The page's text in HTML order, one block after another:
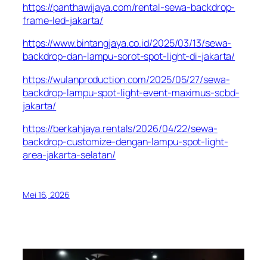
https://panthawijaya.com/rental-sewa-backdrop-
frame-led-jakarta/
https://www.bintangjaya.co.id/2025/03/13/sewa-
backdrop-dan-lampu-sorot-spot-light-di-jakarta/
https://wulanproduction.com/2025/05/27/sewa-
backdrop-lampu-spot-light-event-maximus-scbd-
jakarta/
https://berkahjaya.rentals/2026/04/22/sewa-
backdrop-customize-dengan-lampu-spot-light-
area-jakarta-selatan/
Mei 16, 2026